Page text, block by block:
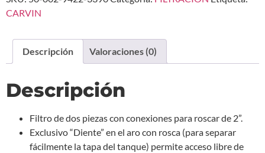
CARVIN
Descripción Valoraciones (0)
Descripción
Filtro de dos piezas con conexiones para roscar de 2”.
Exclusivo “Diente” en el aro con rosca (para separar
fácilmente la tapa del tanque) permite acceso libre de